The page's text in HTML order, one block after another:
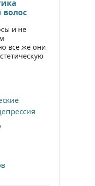
волос
и не
все же они